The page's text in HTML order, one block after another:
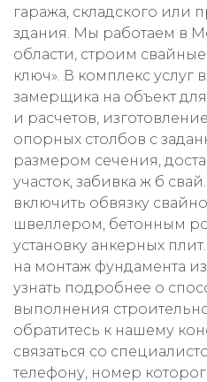
гаража, складского или
здания. Мы работаем в
области, строим
ключ». В комплекс услуг
замерщика на объект
и расчетов,
опорных столбов с
размером сечения,
участок, забивка ж б
включить обвязку
швеллером, бетонным
установку анкерных
на монтаж фундамента
узнать подробнее о
выполнения
обратитесь к нашему
связаться со
телефону, номер